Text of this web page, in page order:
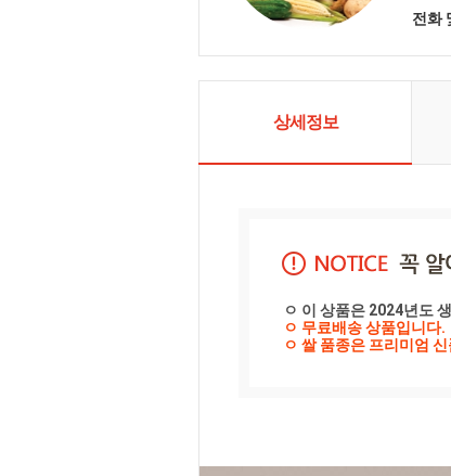
전화
상세정보
ㅇ 이 상품은 2024년도
ㅇ 무료배송 상품입니다.
ㅇ 쌀 품종은 프리미엄